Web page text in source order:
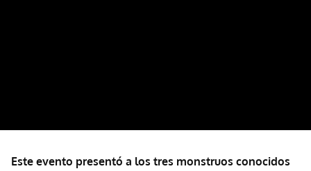
Este evento presentó a los tres monstruos conocidos